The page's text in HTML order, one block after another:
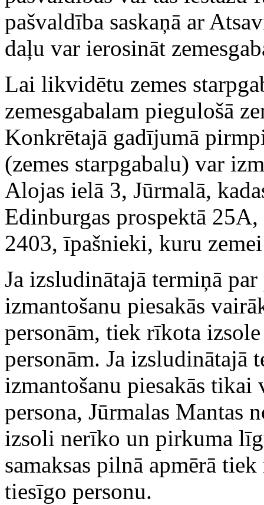
pašvaldība saskaņā ar
daļu var ierosināt
Lai likvidētu zemes
zemesgabalam piegulošā
Konkrētajā gadījumā
(zemes starpgabalu) var
Alojas ielā 3, Jūrmalā,
Edinburgas prospektā
2403, īpašnieki, kuru
Ja izsludinātajā termiņā
izmantošanu piesakās
personām, tiek rīkota
personām. Ja
izmantošanu piesakās
persona, Jūrmalas Mantas
izsoli nerīko un pirkuma
samaksas pilnā apmērā
tiesīgo personu.